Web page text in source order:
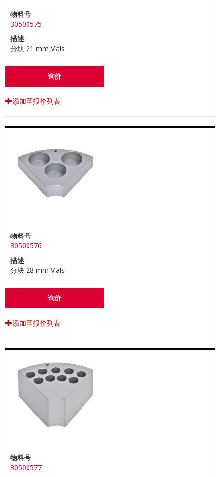
物料号
30500575
描述
分块 21 mm Vials
询价
添加至报价列表
物料号
30500576
描述
分块 28 mm Vials
询价
添加至报价列表
物料号
30500577